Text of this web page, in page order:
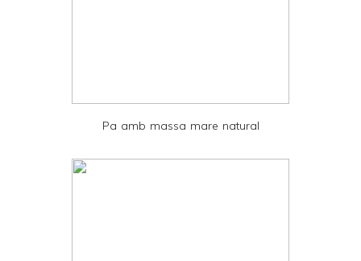
Pa amb massa mare natural